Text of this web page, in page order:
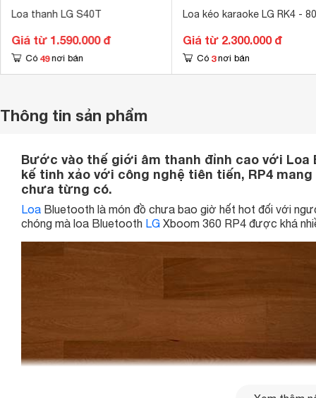
Loa thanh LG S40T
Giá từ 1.590.000 đ
Có 49 nơi bán
Loa kéo karaoke LG RK4 -
Giá từ 2.300.000 đ
Có 3 nơi bán
Thông tin sản phẩm
Bước vào thế giới âm thanh đỉnh cao với Loa
kế tinh xảo với công nghệ tiên tiến, RP4
chưa từng có.
Loa Bluetooth là món đồ chưa bao giờ hết hot đối với
chóng mà loa Bluetooth LG Xboom 360 RP4 được khá